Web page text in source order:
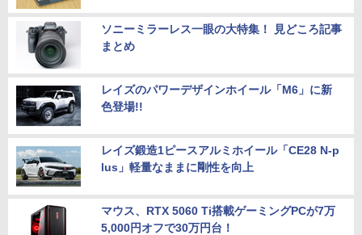
ソニーミラーレス一眼の大特集！ 見どころ記事
まとめ
レイズのパワーデザインホイール「M6」に新
色登場!!
レイズ鍛造1ピースアルミホイール「CE28 N-p
lus」軽量なままに剛性を向上
マウス、RTX 5060 Ti搭載ゲーミングPCが7万
5,000円オフで30万円台！